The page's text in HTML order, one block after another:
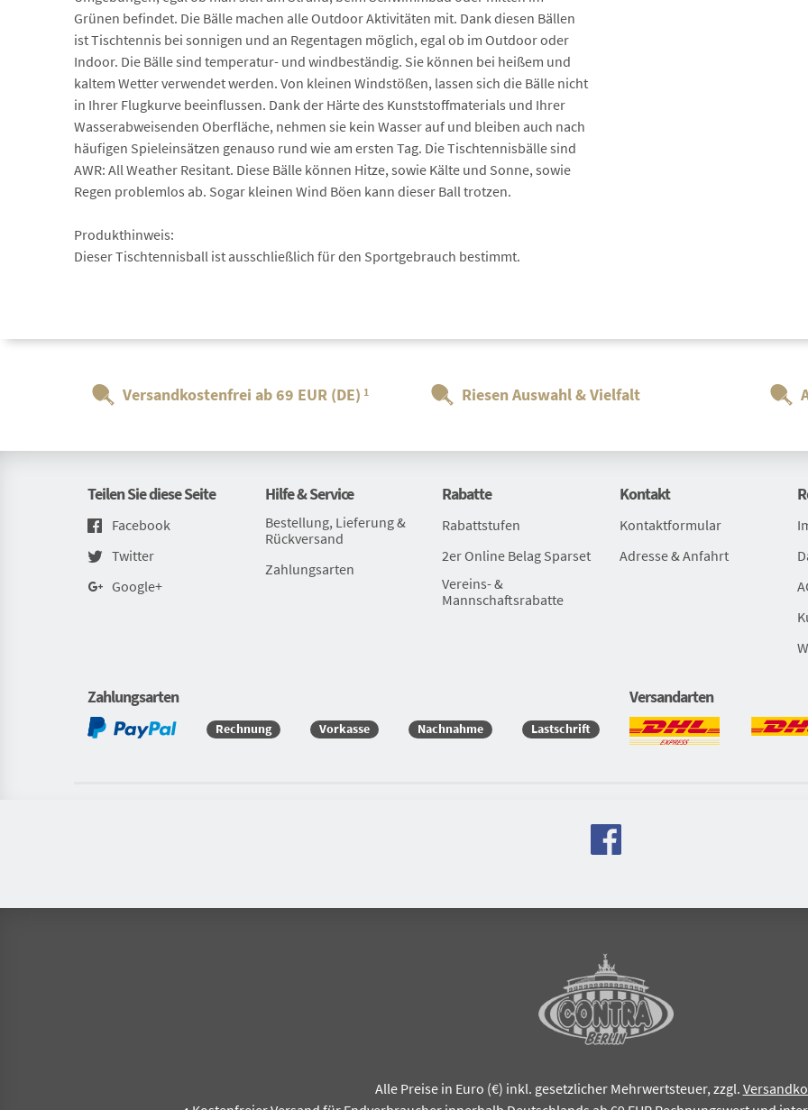
Grünen befindet. Die Bälle machen alle Outdoor Aktivitäten mit. Dank diesen Bällen
ist Tischtennis bei sonnigen und an Regentagen möglich, egal ob im Outdoor oder
Indoor. Die Bälle sind temperatur- und windbeständig. Sie können bei heißem und
kaltem Wetter verwendet werden. Von kleinen Windstößen, lassen sich die Bälle nicht
in Ihrer Flugkurve beeinflussen. Dank der Härte des Kunststoffmaterials und Ihrer
Wasserabweisenden Oberfläche, nehmen sie kein Wasser auf und bleiben auch nach
häufigen Spieleinsätzen genauso rund wie am ersten Tag. Die Tischtennisbälle sind
AWR: All Weather Resitant. Diese Bälle können Hitze, sowie Kälte und Sonne, sowie
Regen problemlos ab. Sogar kleinen Wind Böen kann dieser Ball trotzen.
Produkthinweis:
Dieser Tischtennisball ist ausschließlich für den Sportgebrauch bestimmt.
Versandkostenfrei ab 69 EUR (DE) 1 Riesen Auswahl & Vielfalt
Teilen Sie diese Seite
Facebook
Twitter
Google+
Hilfe & Service
Bestellung, Lieferung &
Rückversand
Zahlungsarten
Rabatte
Rabattstufen
2er Online Belag Sparset
Vereins- &
Mannschaftsrabatte
Kontakt
Kontaktformular
Adresse & Anfahrt
Zahlungsarten
Rechnung Vorkasse Nachnahme Lastschrift
Versandarten
Alle Preise in Euro (€) inkl. gesetzlicher Mehrwertsteuer, zzgl.